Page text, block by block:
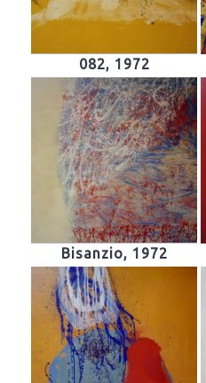
082, 1972
Bisanzio, 1972